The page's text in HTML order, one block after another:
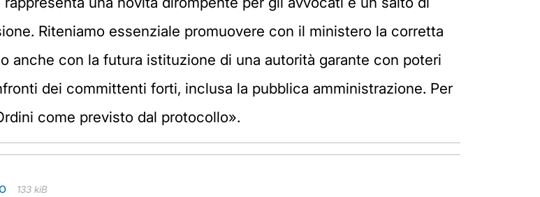
Riteniamo essenziale promuovere con il ministero la corretta
anche con la futura istituzione di una autorità garante con poteri
dei committenti forti, inclusa la pubblica amministrazione. Per
come previsto dal protocollo».
133 kiB